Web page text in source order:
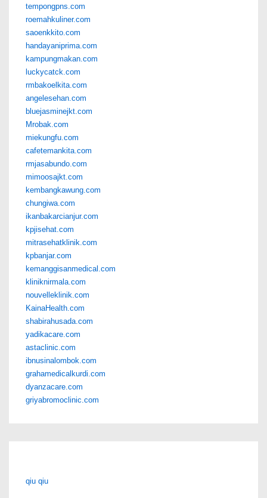
tempongpns.com
roemahkuliner.com
saoenkkito.com
handayaniprima.com
kampungmakan.com
luckycatck.com
rmbakoelkita.com
angelesehan.com
bluejasminejkt.com
Mrobak.com
miekungfu.com
cafetemankita.com
rmjasabundo.com
mimoosajkt.com
kembangkawung.com
chungiwa.com
ikanbakarcianjur.com
kpjisehat.com
mitrasehatklinik.com
kpbanjar.com
kemanggisanmedical.com
kliniknirmala.com
nouvelleklinik.com
KainaHealth.com
shabirahusada.com
yadikacare.com
astaclinic.com
ibnusinalombok.com
grahamedicalkurdi.com
dyanzacare.com
griyabromoclinic.com
qiu qiu